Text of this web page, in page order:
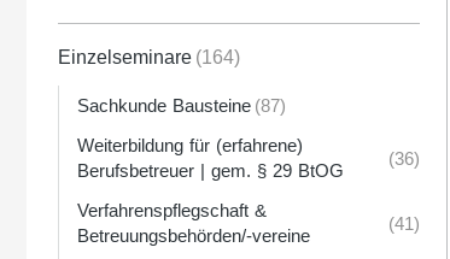
Einzelseminare (164)
Sachkunde Bausteine (87)
Weiterbildung für (erfahrene)
Berufsbetreuer | gem. § 29 BtOG
(36)
Verfahrenspflegschaft &
Betreuungsbehörden/-vereine
(41)